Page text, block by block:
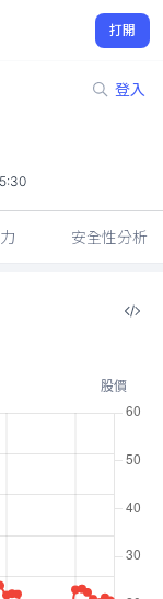
打開
登入
安全性分析